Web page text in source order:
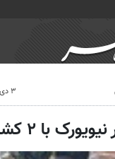
۳ دی ۱۴۰۳، ۲۰:۲۸
۲ کشته و زخمی